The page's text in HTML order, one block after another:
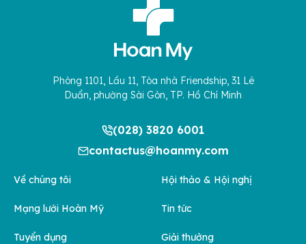
Phòng 1101, Lầu 11, Tòa nhà Friendship, 31 Lê
Duẩn, phường Sài Gòn, TP. Hồ Chí Minh
(028) 3820 6001
contactus@hoanmy.com
Về chúng tôi
Mạng lưới Hoàn Mỹ
Tuyển dụng
Hội thảo & Hội nghị
Tin tức
Giải thưởng